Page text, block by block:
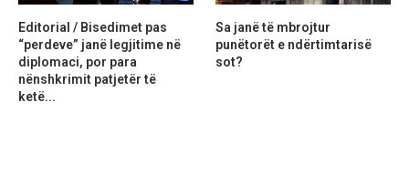
Editorial / Bisedimet pas
“perdeve” janë legjitime në
diplomaci, por para
nënshkrimit patjetër të
ketë...
Sa janë të mbrojtur
punëtorët e ndërtimtarisë
sot?